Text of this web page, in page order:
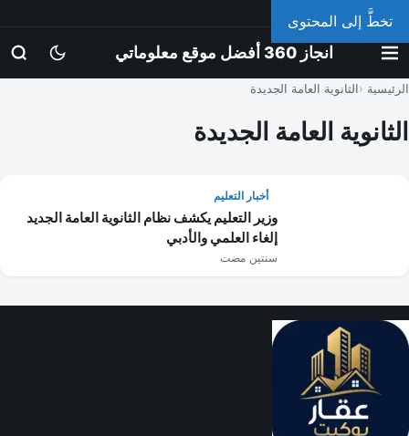
تخطَّ إلى المحتوى
الإثنين، 10 أغسطس 2026
انجاز 360 أفضل موقع معلوماتي
الرئيسية الثانوية العامة الجديدة
الثانوية العامة الجديدة
أخبار التعليم
وزير التعليم يكشف نظام الثانوية العامة الجديد
إلغاء العلمي والأدبي
سنتين مضت